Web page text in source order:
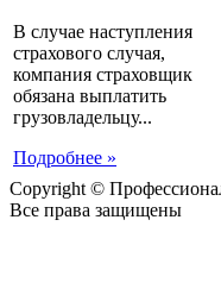
В случае наступления
страхового случая,
компания страховщик
обязана выплатить
грузовладельцу...
Подробнее »
Copyright ©
Все права защищены